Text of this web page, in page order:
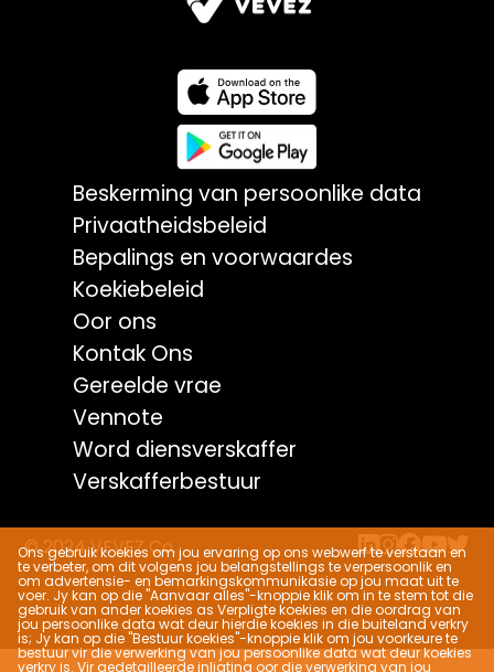
Ons gebruik koekies om jou ervaring op ons webwerf te verstaan ​​en
te verbeter, om dit volgens jou belangstellings te verpersoonlik en
om advertensie- en bemarkingskommunikasie op jou maat uit te
voer. Jy kan op die "Aanvaar alles"-knoppie klik om in te stem tot die
gebruik van ander koekies as Verpligte koekies en die oordrag van
jou persoonlike data wat deur hierdie koekies in die buiteland verkry
is; Jy kan op die "Bestuur koekies"-knoppie klik om jou voorkeure te
bestuur vir die verwerking van jou persoonlike data wat deur koekies
verkry is. Vir gedetailleerde inligting oor die verwerking van jou
Beskerming van persoonlike data
Privaatheidsbeleid
Bepalings en voorwaardes
Koekiebeleid
Oor ons
Kontak Ons
Gereelde vrae
Vennote
Word diensverskaffer
Verskafferbestuur
© 2024 VEVEZ Co.